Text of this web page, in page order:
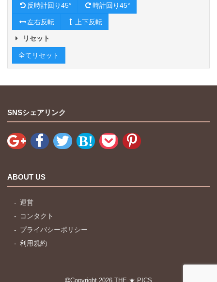
反時計回り45° 時計回り45°
左右反転 上下反転
リセット
全てリセット
SNSシェアリンク
ABOUT US
運営
コンタクト
プライバシーポリシー
利用規約
Copyright 2026 THE ★ PICS